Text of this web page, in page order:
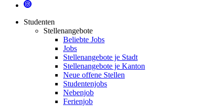
Studenten
Stellenangebote
Beliebte Jobs
Jobs
Stellenangebote je Stadt
Stellenangebote je Kanton
Neue offene Stellen
Studentenjobs
Nebenjob
Ferienjob